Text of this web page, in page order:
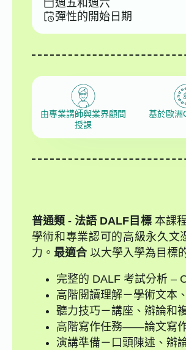
週五和週六
彈性的開始日期
由專業講師與業界顧問
授課
基於歐洲
普通類 - 法語 DALF 目標本課
學術和專業認可的高級永久
力。 最適合以大學入學為目標
完整的 DALF 考試分析 –
高階閱讀理解－學術文本
聽力技巧－講座、辯論和
高階寫作任務——論文寫
演講準備－口頭陳述、辯